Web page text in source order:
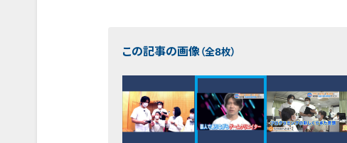
この記事の画像（全8枚）